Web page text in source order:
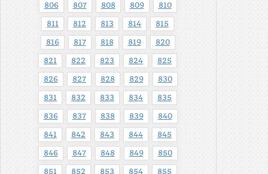
806 807 808 809 810
811 812 813 814 815
816 817 818 819 820
821 822 823 824 825
826 827 828 829 830
831 832 833 834 835
836 837 838 839 840
841 842 843 844 845
846 847 848 849 850
851 852 853 854 855